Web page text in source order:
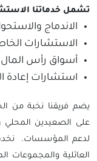
تشمل خدماتنا
الاندماج
الاستشارات
أسواق رأس
استشارات إعادة
يضم فريقنا نخبة من
على الصعيدين المحلي
لدعم المؤسسات. نخدم
العائلية والمجموعات